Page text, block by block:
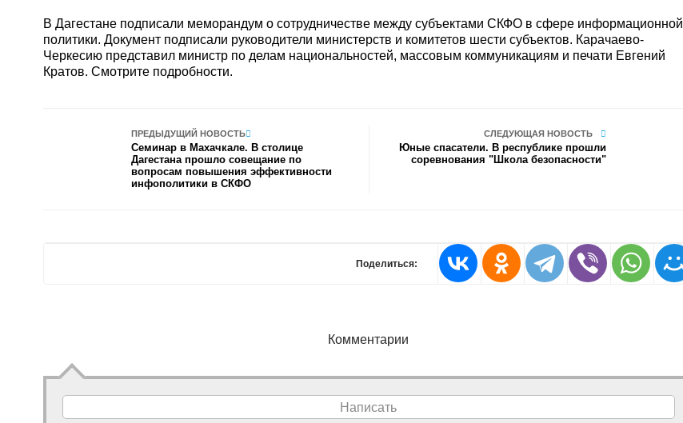
В Дагестане подписали меморандум о сотрудничестве между субъектами СКФО в сфере информационной
политики. Документ подписали руководители министерств и комитетов шести субъектов. Карачаево-
Черкесию представил министр по делам национальностей, массовым коммуникациям и печати Евгений
Кратов. Смотрите подробности.
ПРЕДЫДУЩИЙ НОВОСТЬ
Семинар в Махачкале. В столице
Дагестана прошло совещание по
вопросам повышения эффективности
инфополитики в СКФО
СЛЕДУЮЩАЯ НОВОСТЬ
Юные спасатели. В республике прошли
соревнования "Школа безопасности"
Поделиться:
Комментарии
Написать